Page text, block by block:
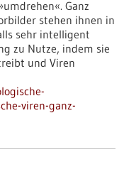
Ganz
stehen ihnen in
sehr intelligent
zu Nutze, indem sie
und Viren
viren-ganz-